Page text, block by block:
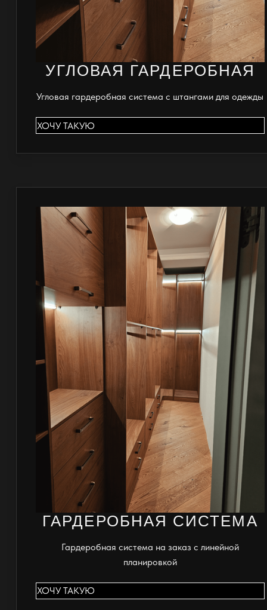
УГЛОВАЯ ГАРДЕРОБНАЯ
Угловая гардеробная система с штангами для одежды
ХОЧУ ТАКУЮ
ГАРДЕРОБНАЯ СИСТЕМА
Гардеробная система на заказ с линейной
планировкой
ХОЧУ ТАКУЮ